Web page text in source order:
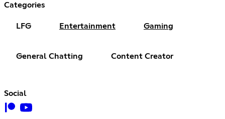
Categories
LFG Entertainment Gaming
General Chatting Content Creator
Social